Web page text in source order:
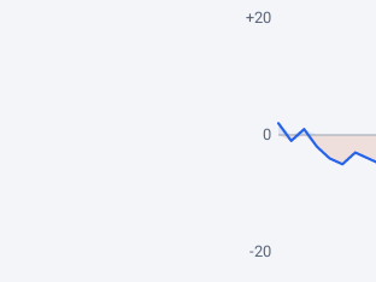
+20
0
-20